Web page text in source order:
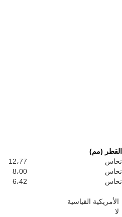
القطر (مم)
نحاس
12،77
نحاس
8،00
نحاس
6،42
الأمريكية القياسية
لا